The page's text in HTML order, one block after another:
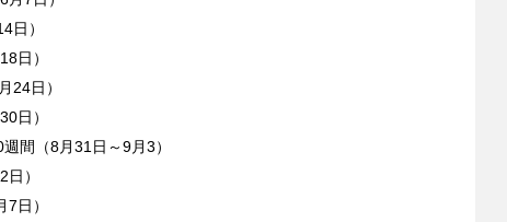
日）
日）
24日）
日）
間（8月31日～9月3）
）
日）